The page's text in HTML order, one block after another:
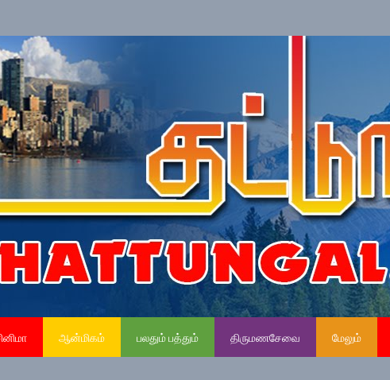
ஆன்மிகம் பலதும் பத்தும் திருமணசேவை மேலும்